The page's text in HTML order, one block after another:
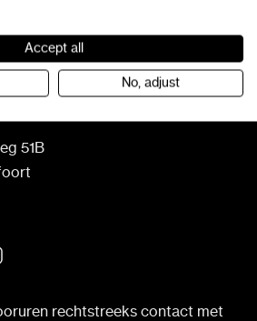
51B
rechtstreeks contact met
Accept all
No, adjust